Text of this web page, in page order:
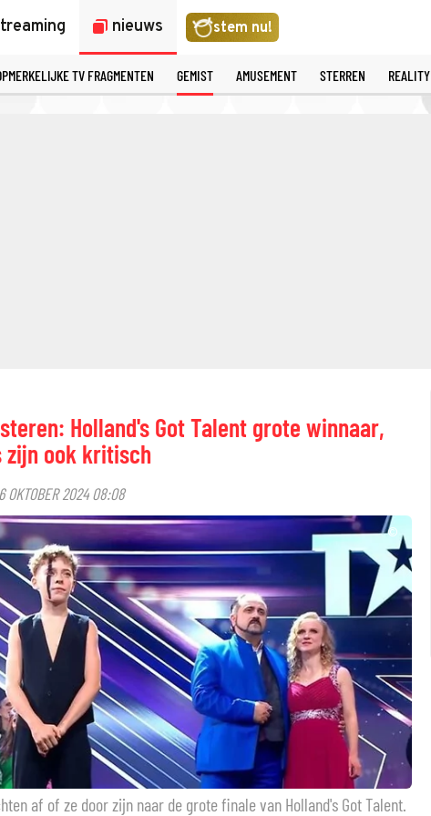
nieuws stem nu!
TV FRAGMENTEN GEMIST AMUSEMENT STERREN REALITY
Holland's Got Talent grote winnaar,
zijn ook kritisch
OKTOBER 2024 08:08
©
af of ze door zijn naar de grote finale van Holland's Got Talent.